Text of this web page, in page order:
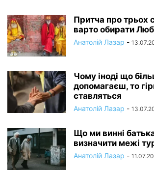
Притча про трьох
варто обирати
Анатолій Лазар -
Чому іноді що
допомагаєш, то
ставляться
Анатолій Лазар -
Що ми винні
визначити межі
Анатолій Лазар -